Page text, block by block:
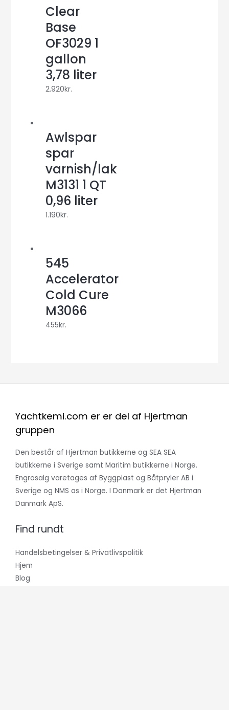
Clear
Base
OF3029 1
gallon
3,78 liter
2.920kr.
Awlspar
spar
varnish/lak
M3131 1 QT
0,96 liter
1.190kr.
545
Accelerator
Cold Cure
M3066
455kr.
Yachtkemi.com er er del af Hjertman
gruppen
Den består af Hjertman butikkerne og SEA SEA
butikkerne i Sverige samt Maritim butikkerne i Norge.
Engrosalg varetages af Byggplast og Båtpryler AB i
Sverige og NMS as i Norge. I Danmark er det Hjertman
Danmark ApS.
Find rundt
Handelsbetingelser & Privatlivspolitik
Hjem
Blog